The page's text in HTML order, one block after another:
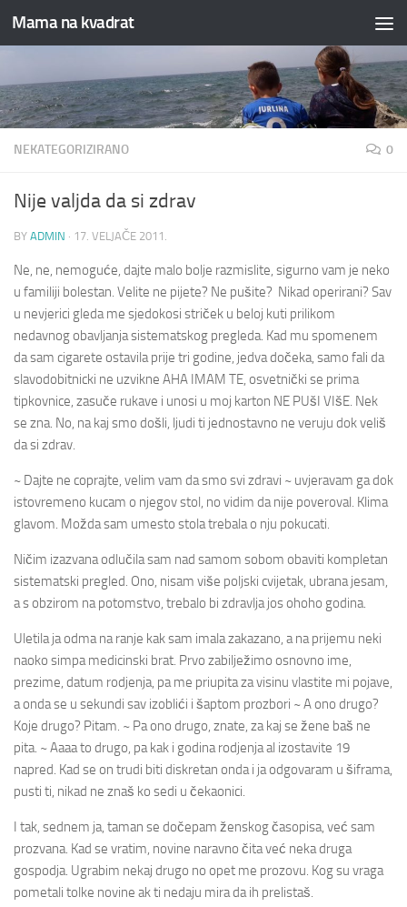
Skip to content
Mama na kvadrat
NEKATEGORIZIRANO 0
Nije valjda da si zdrav
BY ADMIN · 17. VELJAČE 2011.
Ne, ne, nemoguće, dajte malo bolje razmislite, sigurno vam je neko
u familiji bolestan. Velite ne pijete? Ne pušite? Nikad operirani? Sav
u nevjerici gleda me sjedokosi striček u beloj kuti prilikom
nedavnog obavljanja sistematskog pregleda. Kad mu spomenem
da sam cigarete ostavila prije tri godine, jedva dočeka, samo fali da
slavodobitnicki ne uzvikne AHA IMAM TE, osvetnički se prima
tipkovnice, zasuče rukave i unosi u moj karton NE PUšI VIšE. Nek
se zna. No, na kaj smo došli, ljudi ti jednostavno ne veruju dok veliš
da si zdrav.
~ Dajte ne coprajte, velim vam da smo svi zdravi ~ uvjeravam ga dok
istovremeno kucam o njegov stol, no vidim da nije poveroval. Klima
glavom. Možda sam umesto stola trebala o nju pokucati.
Ničim izazvana odlučila sam nad samom sobom obaviti kompletan
sistematski pregled. Ono, nisam više poljski cvijetak, ubrana jesam,
a s obzirom na potomstvo, trebalo bi zdravlja jos ohoho godina.
Uletila ja odma na ranje kak sam imala zakazano, a na prijemu neki
naoko simpa medicinski brat. Prvo zabilježimo osnovno ime,
prezime, datum rodjenja, pa me priupita za visinu vlastite mi pojave,
a onda se u sekundi sav izoblići i šaptom prozbori ~ A ono drugo?
Koje drugo? Pitam. ~ Pa ono drugo, znate, za kaj se žene baš ne
pita. ~ Aaaa to drugo, pa kak i godina rodjenja al izostavite 19
napred. Kad se on trudi biti diskretan onda i ja odgovaram u šiframa,
pusti ti, nikad ne znaš ko sedi u čekaonici.
I tak, sednem ja, taman se dočepam ženskog časopisa, već sam
prozvana. Kad se vratim, novine naravno čita već neka druga
gospodja. Ugrabim nekaj drugo no opet me prozovu. Kog su vraga
pometali tolke novine ak ti nedaju mira da ih prelistaš.